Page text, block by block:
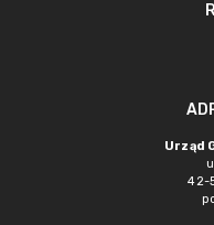
Urząd
42-